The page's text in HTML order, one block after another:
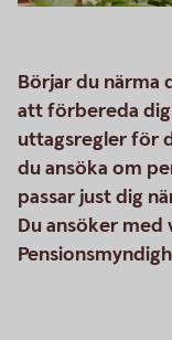
Börjar du närma
att förbereda
uttagsregler för
du ansöka om
passar just dig
Du ansöker